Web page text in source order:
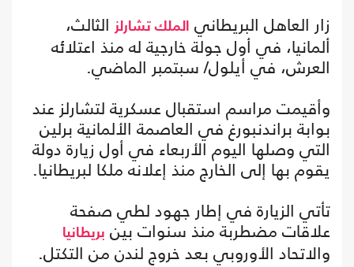
زار العاهل البريطاني الملك تشارلز الثالث،
ألمانيا، في أول جولة خارجية له منذ اعتلائه
العرش، في أيلول/ سبتمبر الماضي.
وأقيمت مراسم استقبال عسكرية لتشارلز عند
بوابة براندنبورغ في العاصمة الألمانية برلين
التي وصلها اليوم الأربعاء في أول زيارة دولة
يقوم بها إلى الخارج منذ إعلانه ملكا لبريطانيا.
تأتي الزيارة في إطار جهود لطي صفحة
علاقات مضطربة منذ سنوات بين بريطانيا
والاتحاد الأوروبي بعد خروج لندن من التكتل.